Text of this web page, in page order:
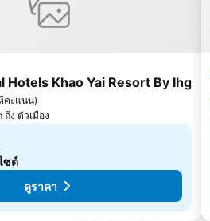
Khao Yai Resort By Ihg
คะแนน)
ง ตัวเมือง
ซต์
ดูราคา